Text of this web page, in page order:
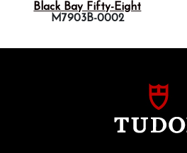
Black Bay Fifty-Eight
M7903B-0002